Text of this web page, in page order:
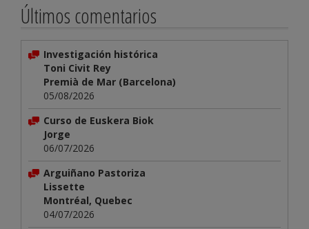
Últimos comentarios
Investigación histórica
Toni Civit Rey
Premià de Mar (Barcelona)
05/08/2026
Curso de Euskera Biok
Jorge
06/07/2026
Arguiñano Pastoriza
Lissette
Montréal, Quebec
04/07/2026